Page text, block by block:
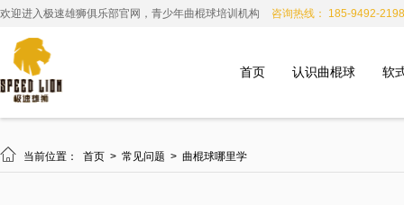
欢迎进入极速雄狮俱乐部官网，青少年曲棍球培训机构 咨询热线： 185-9492-2198
首页 认识曲棍球 软
 当前位置： 首页 > 常见问题 > 曲棍球哪里学